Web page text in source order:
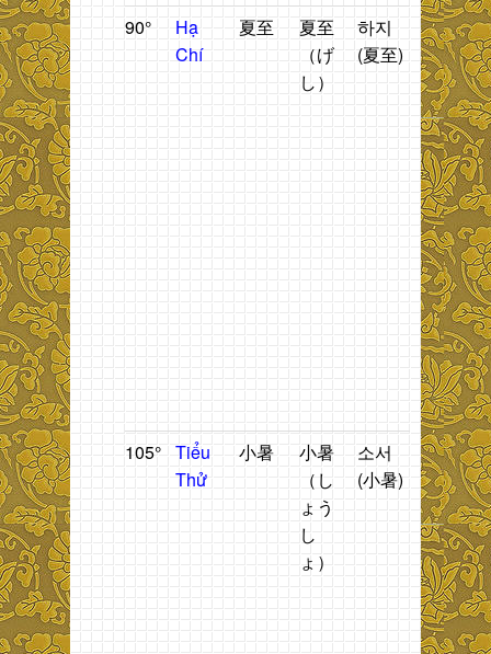
90°
Hạ
Chí
夏至
夏至
（げ
し）
하지
(夏至)
Thời
gian
giữa
mùa
hè.
105° Tiểu
Thử
小暑
小暑
（し
ょう
し
ょ）
소서
(小暑)
Nóng
nhẹ.